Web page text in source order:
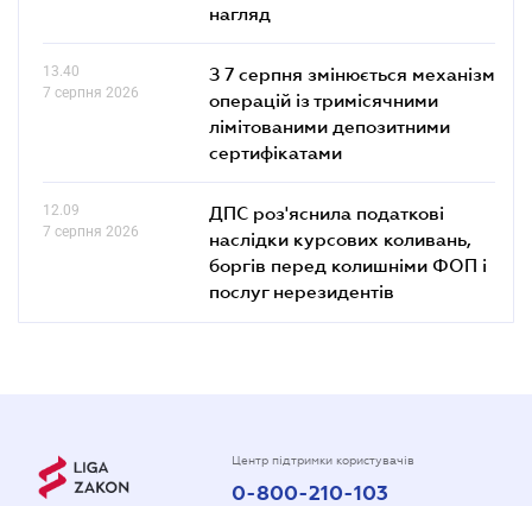
нагляд
13.40
7 серпня 2026
З 7 серпня змінюється механізм
операцій із тримісячними
лімітованими депозитними
сертифікатами
12.09
7 серпня 2026
ДПС роз'яснила податкові
наслідки курсових коливань,
боргів перед колишніми ФОП і
послуг нерезидентів
Центр підтримки користувачів
0-800-210-103